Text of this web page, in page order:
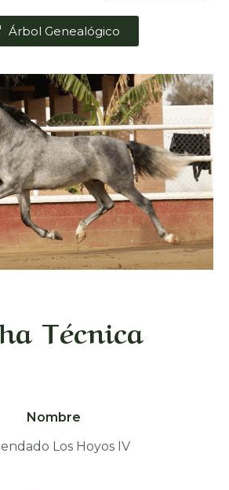
Árbol Genealógico
Técnica
Nombre
Los Hoyos IV